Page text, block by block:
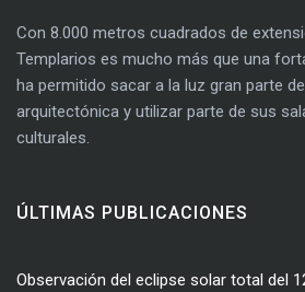
Con 8.000 metros cuadrados de
Templarios es mucho más que una
ha permitido sacar a la luz gran parte
arquitectónica y utilizar parte de sus
culturales.
ÚLTIMAS PUBLICACIONES
Observación del eclipse solar total del